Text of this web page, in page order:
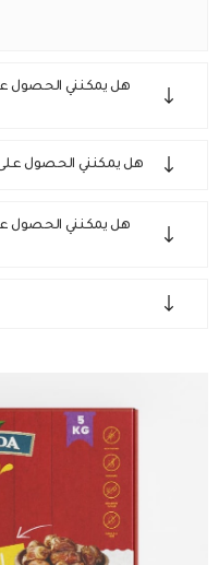
هل يمكنني الحصول
هل يمكنني الحصول على
هل يمكنني الحصول